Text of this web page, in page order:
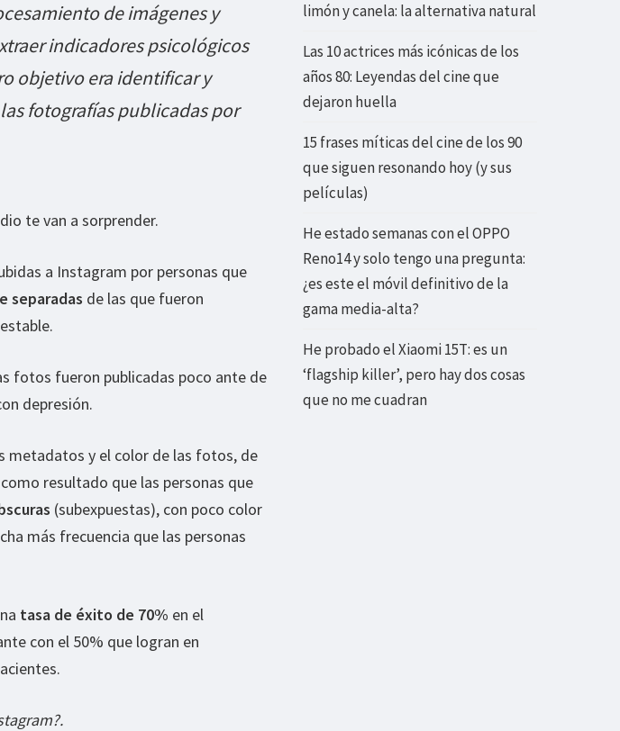
de imágenes y
indicadores psicológicos
objetivo era identificar y
fotografías publicadas por
te van a sorprender.
a Instagram por personas que
separadas de las que fueron
fotos fueron publicadas poco ante de
depresión.
metadatos y el color de las fotos, de
resultado que las personas que
(subexpuestas), con poco color
más frecuencia que las personas
tasa de éxito de 70% en el
con el 50% que logran en
limón y canela: la alternativa natural
Las 10 actrices más icónicas de los
años 80: Leyendas del cine que
dejaron huella
15 frases míticas del cine de los 90
que siguen resonando hoy (y sus
películas)
He estado semanas con el OPPO
Reno14 y solo tengo una pregunta:
¿es este el móvil definitivo de la
gama media-alta?
He probado el Xiaomi 15T: es un
‘flagship killer’, pero hay dos cosas
que no me cuadran